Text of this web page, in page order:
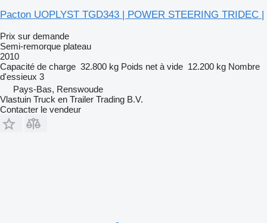
Pacton UOPLYST TGD343 | POWER STEERING TRIDEC |
Prix sur demande
Semi-remorque plateau
2010
Capacité de charge 32.800 kg Poids net à vide 12.200 kg Nombre
d'essieux 3
Pays-Bas, Renswoude
Vlastuin Truck en Trailer Trading B.V.
Contacter le vendeur